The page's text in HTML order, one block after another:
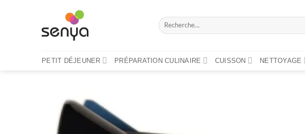
Recherche
pour :
PETIT DÉJEUNER PRÉPARATION CULINAIRE CUISSON NETTOYAGE